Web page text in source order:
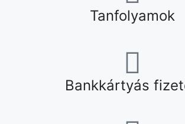
Tanfolyamok
Bankkártyás